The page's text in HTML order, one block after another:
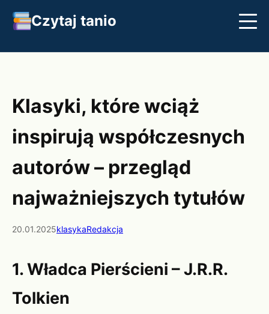
Czytaj tanio
Streszczenia
Klasyki, które wciąż
inspirują współczesnych
autorów – przegląd
najważniejszych tytułów
20.01.2025klasykaRedakcja
1. Władca Pierścieni – J.R.R.
Tolkien